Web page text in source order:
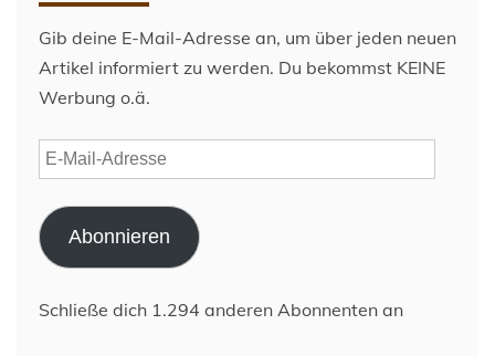
Gib deine E-Mail-Adresse an, um über jeden neuen
Artikel informiert zu werden. Du bekommst KEINE
Werbung o.ä.
E-
Mail-
Adresse
Abonnieren
Schließe dich 1.294 anderen Abonnenten an